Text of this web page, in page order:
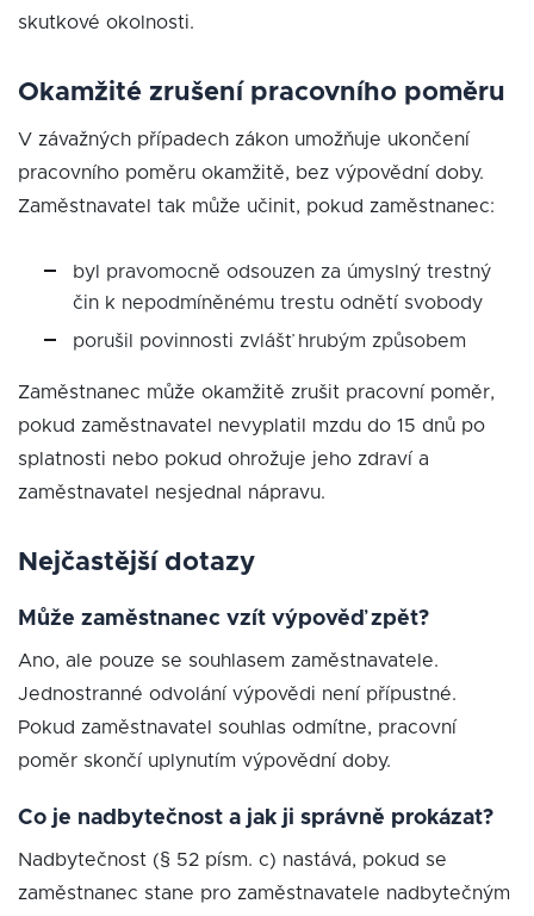
skutkové okolnosti.
Okamžité zrušení pracovního poměru
V závažných případech zákon umožňuje ukončení
pracovního poměru okamžitě, bez výpovědní doby.
Zaměstnavatel tak může učinit, pokud zaměstnanec:
byl pravomocně odsouzen za úmyslný trestný
čin k nepodmíněnému trestu odnětí svobody
porušil povinnosti zvlášť hrubým způsobem
Zaměstnanec může okamžitě zrušit pracovní poměr,
pokud zaměstnavatel nevyplatil mzdu do 15 dnů po
splatnosti nebo pokud ohrožuje jeho zdraví a
zaměstnavatel nesjednal nápravu.
Nejčastější dotazy
Může zaměstnanec vzít výpověď zpět?
Ano, ale pouze se souhlasem zaměstnavatele.
Jednostranné odvolání výpovědi není přípustné.
Pokud zaměstnavatel souhlas odmítne, pracovní
poměr skončí uplynutím výpovědní doby.
Co je nadbytečnost a jak ji správně prokázat?
Nadbytečnost (§ 52 písm. c) nastává, pokud se
zaměstnanec stane pro zaměstnavatele nadbytečným